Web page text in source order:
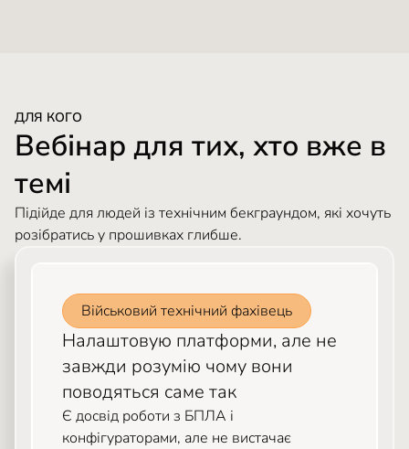
ДЛЯ КОГО
Вебінар для тих, хто вже в
темі
Підійде для людей із технічним бекграундом, які хочуть
розібратись у прошивках глибше.
Військовий технічний фахівець
Налаштовую платформи, але не
завжди розумію чому вони
поводяться саме так
Є досвід роботи з БПЛА і
конфігураторами, але не вистачає